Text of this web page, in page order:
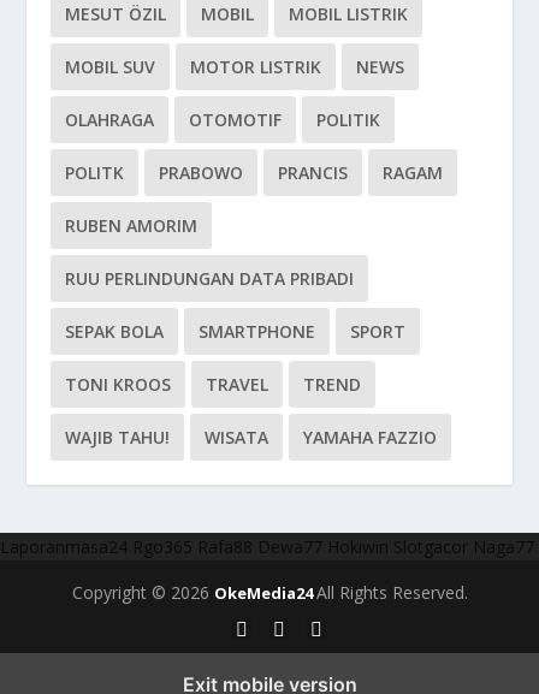
MESUT ÖZIL MOBIL MOBIL LISTRIK
MOBIL SUV MOTOR LISTRIK NEWS
OLAHRAGA OTOMOTIF POLITIK
POLITK PRABOWO PRANCIS RAGAM
RUBEN AMORIM
RUU PERLINDUNGAN DATA PRIBADI
SEPAK BOLA SMARTPHONE SPORT
TONI KROOS TRAVEL TREND
WAJIB TAHU! WISATA YAMAHA FAZZIO
Laporanmasa24 Rgo365 Rafa88 Dewa77 Hokiwin Slotgacor Naga77
Copyright © 2026 OkeMedia24All Rights Reserved.
Exit mobile version